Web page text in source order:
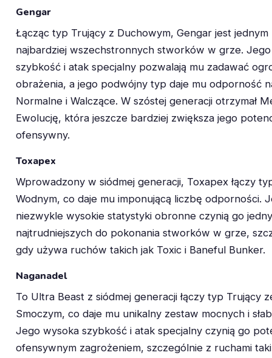
Gengar
Łącząc typ Trujący z Duchowym, Gengar jest jednym
najbardziej wszechstronnych stworków w grze.
szybkość i atak specjalny pozwalają mu zadawać
obrażenia, a jego podwójny typ daje mu odporność
Normalne i Walczące. W szóstej generacji otrzymał
Ewolucję, która jeszcze bardziej zwiększa jego
ofensywny.
Toxapex
Wprowadzony w siódmej generacji, Toxapex łączy
Wodnym, co daje mu imponującą liczbę odporności.
niezwykle wysokie statystyki obronne czynią go
najtrudniejszych do pokonania stworków w grze,
gdy używa ruchów takich jak Toxic i Baneful Bunker.
Naganadel
To Ultra Beast z siódmej generacji łączy typ Trujący
Smoczym, co daje mu unikalny zestaw mocnych i
Jego wysoka szybkość i atak specjalny czynią go
ofensywnym zagrożeniem, szczególnie z ruchami